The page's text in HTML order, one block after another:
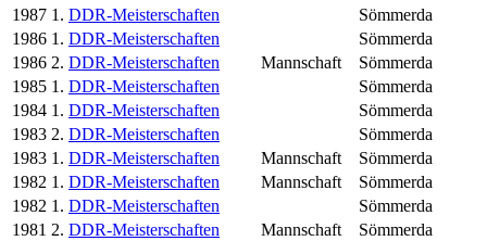
1987 1. DDR-Meisterschaften
Sömmerda
1986 1. DDR-Meisterschaften
Sömmerda
1986 2. DDR-Meisterschaften Mannschaft
Sömmerda
1985 1. DDR-Meisterschaften
Sömmerda
1984 1. DDR-Meisterschaften
Sömmerda
1983 2. DDR-Meisterschaften
Sömmerda
1983 1. DDR-Meisterschaften Mannschaft
Sömmerda
1982 1. DDR-Meisterschaften Mannschaft
Sömmerda
1982 1. DDR-Meisterschaften
Sömmerda
1981 2. DDR-Meisterschaften Mannschaft
Sömmerda